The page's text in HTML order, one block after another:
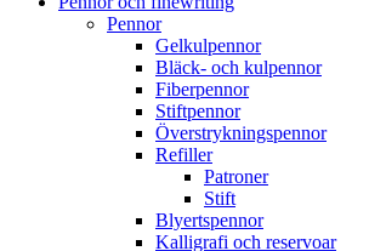
Pennor
Gelkulpennor
Bläck- och kulpennor
Fiberpennor
Stiftpennor
Överstrykningspennor
Refiller
Patroner
Stift
Blyertspennor
Kalligrafi och reservoar